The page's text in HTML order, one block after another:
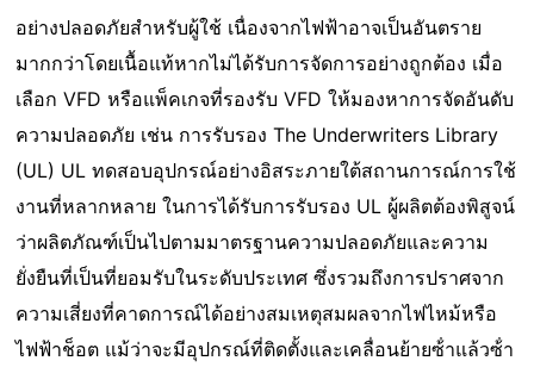
อย่างปลอดภัยสําหรับผู้ใช้ เนื่องจากไฟฟ้าอาจเป็นอันตราย
มากกว่าโดยเนื้อแท้หากไม่ได้รับการจัดการอย่างถูกต้อง เมื่อ
เลือก VFD หรือแพ็คเกจที่รองรับ VFD ให้มองหาการจัดอันดับ
ความปลอดภัย เช่น การรับรอง The Underwriters Library
(UL) UL ทดสอบอุปกรณ์อย่างอิสระภายใต้สถานการณ์การใช้
งานที่หลากหลาย ในการได้รับการรับรอง UL ผู้ผลิตต้องพิสูจน์
ว่าผลิตภัณฑ์เป็นไปตามมาตรฐานความปลอดภัยและความ
ยั่งยืนที่เป็นที่ยอมรับในระดับประเทศ ซึ่งรวมถึงการปราศจาก
ความเสี่ยงที่คาดการณ์ได้อย่างสมเหตุสมผลจากไฟไหม้หรือ
ไฟฟ้าช็อต แม้ว่าจะมีอุปกรณ์ที่ติดตั้งและเคลื่อนย้ายซ้ําแล้วซ้ํา